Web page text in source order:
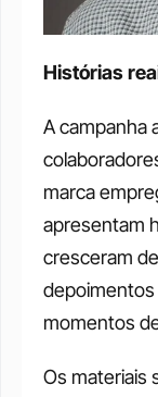
Histórias
A campanha
marca
apresentam
cresceram
momentos
Os materiais